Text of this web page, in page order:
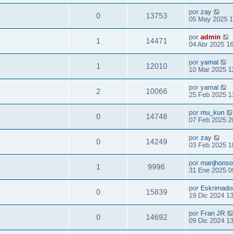
0 13753 por zay
05 May 2025
1 14471 por admin
04 Abr 2025
1 12010 por yamal
10 Mar 2025
2 10066 por yamal
25 Feb 2025
0 14748 por mu_kun
07 Feb 2025
0 14249 por zay
03 Feb 2025
1 9996 por
31 Ene 2025
0 15839 por
19 Dic 2024
0 14692 por Fran JR
09 Dic 2024